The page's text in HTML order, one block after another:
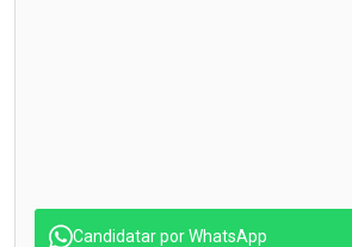
Candidatar por WhatsApp